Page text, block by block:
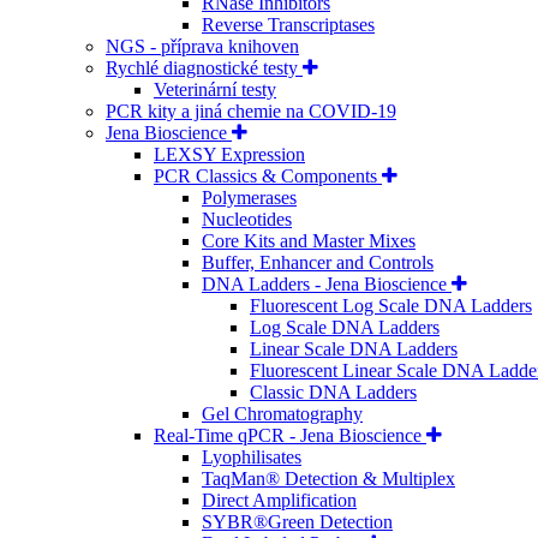
Reverse Transcriptases
NGS - příprava knihoven
Rychlé diagnostické testy
Veterinární testy
PCR kity a jiná chemie na COVID-19
Jena Bioscience
LEXSY Expression
PCR Classics & Components
Polymerases
Nucleotides
Core Kits and Master Mixes
Buffer, Enhancer and Controls
DNA Ladders - Jena Bioscience
Fluorescent Log Scale DNA Ladders
Log Scale DNA Ladders
Linear Scale DNA Ladders
Fluorescent Linear Scale DNA
Classic DNA Ladders
Gel Chromatography
Real-Time qPCR - Jena Bioscience
Lyophilisates
TaqMan® Detection & Multiplex
Direct Amplification
SYBR®Green Detection